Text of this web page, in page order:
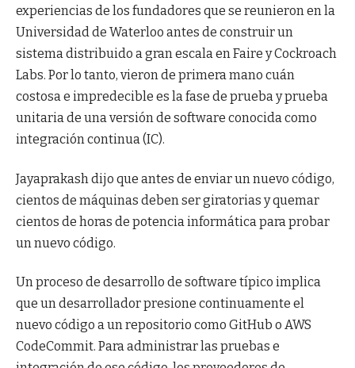
experiencias de los fundadores que se reunieron en la
Universidad de Waterloo antes de construir un
sistema distribuido a gran escala en Faire y Cockroach
Labs. Por lo tanto, vieron de primera mano cuán
costosa e impredecible es la fase de prueba y prueba
unitaria de una versión de software conocida como
integración continua (IC).
Jayaprakash dijo que antes de enviar un nuevo código,
cientos de máquinas deben ser giratorias y quemar
cientos de horas de potencia informática para probar
un nuevo código.
Un proceso de desarrollo de software típico implica
que un desarrollador presione continuamente el
nuevo código a un repositorio como GitHub o AWS
CodeCommit. Para administrar las pruebas e